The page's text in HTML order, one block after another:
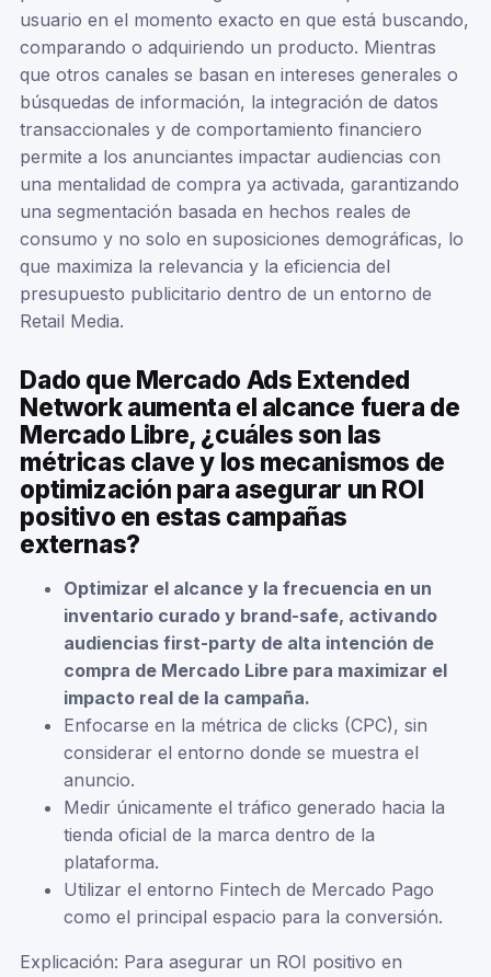
usuario en el momento exacto en que está buscando,
comparando o adquiriendo un producto. Mientras
que otros canales se basan en intereses generales o
búsquedas de información, la integración de datos
transaccionales y de comportamiento financiero
permite a los anunciantes impactar audiencias con
una mentalidad de compra ya activada, garantizando
una segmentación basada en hechos reales de
consumo y no solo en suposiciones demográficas, lo
que maximiza la relevancia y la eficiencia del
presupuesto publicitario dentro de un entorno de
Retail Media.
Dado que Mercado Ads Extended
Network aumenta el alcance fuera de
Mercado Libre, ¿cuáles son las
métricas clave y los mecanismos de
optimización para asegurar un ROI
positivo en estas campañas
externas?
Optimizar el alcance y la frecuencia en un
inventario curado y brand-safe, activando
audiencias first-party de alta intención de
compra de Mercado Libre para maximizar el
impacto real de la campaña.
Enfocarse en la métrica de clicks (CPC), sin
considerar el entorno donde se muestra el
anuncio.
Medir únicamente el tráfico generado hacia la
tienda oficial de la marca dentro de la
plataforma.
Utilizar el entorno Fintech de Mercado Pago
como el principal espacio para la conversión.
Explicación: Para asegurar un ROI positivo en